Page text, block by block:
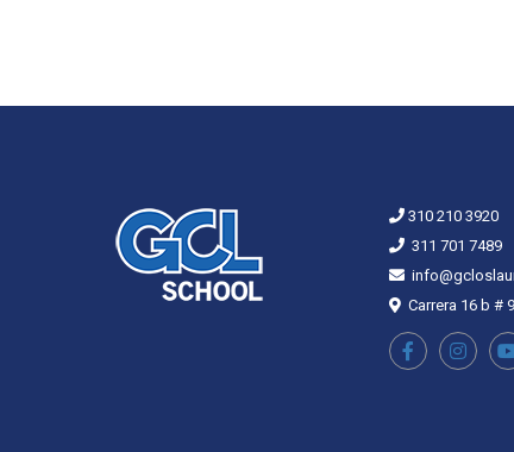
310 210 3920
311 701 7489
Carrera 16 b #